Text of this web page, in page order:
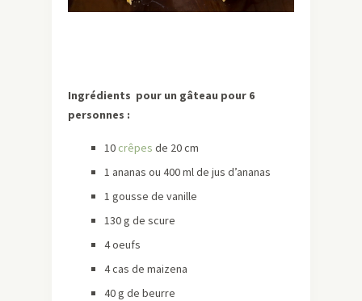
Ingrédients pour un gâteau pour 6
personnes :
10 crêpes de 20 cm
1 ananas ou 400 ml de jus d’ananas
1 gousse de vanille
130 g de scure
4 oeufs
4 cas de maizena
40 g de beurre